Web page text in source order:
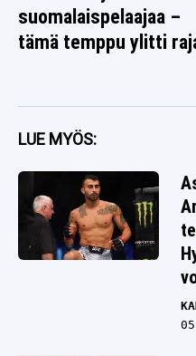
suomalaispelaajaa –
tämä temppu ylitti
LUE MYÖS: